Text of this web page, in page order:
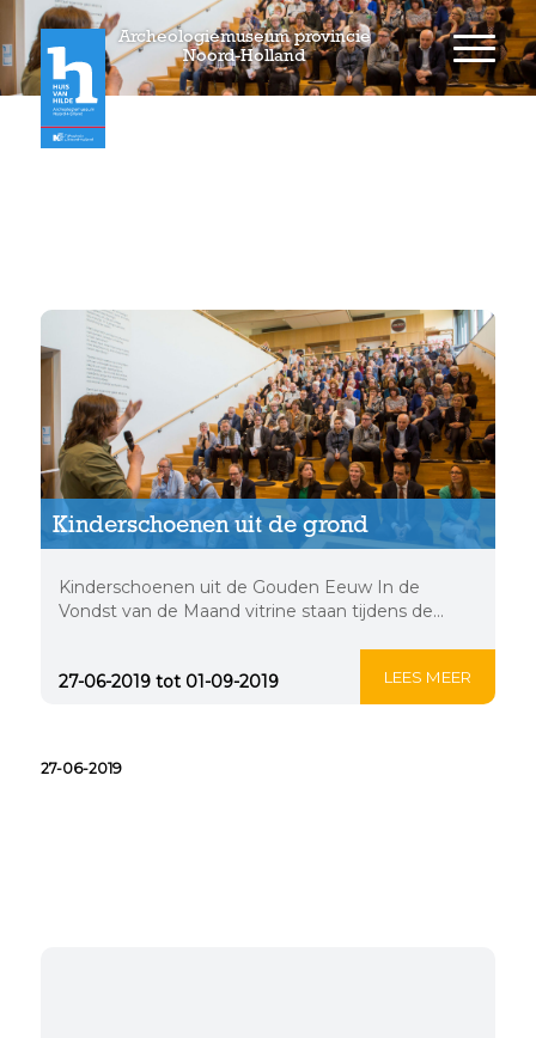
Archeologiemuseum provincie
Noord-Holland
Kinderschoenen uit de grond
Kinderschoenen uit de Gouden Eeuw In de
Vondst van de Maand vitrine staan tijdens de...
27-06-2019 tot 01-09-2019 LEES MEER
27-06-2019